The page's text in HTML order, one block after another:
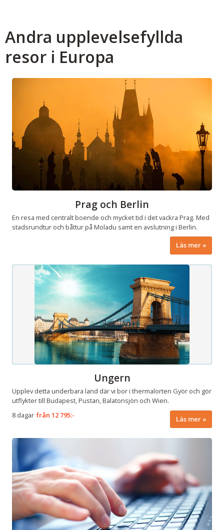
Andra upplevelsefyllda
resor i Europa
Prag och Berlin
En resa med centralt boende och mycket tid i det vackra Prag. Med
stadsrundtur och båttur på Moladu samt en avslutning i Berlin.
Läs mer
Ungern
Upplev detta underbara land där vi bor i thermalorten Györ och gör
utflykter till Budapest, Pustan, Balatonsjön och Wien.
8 dagar från12 795:- Läs mer